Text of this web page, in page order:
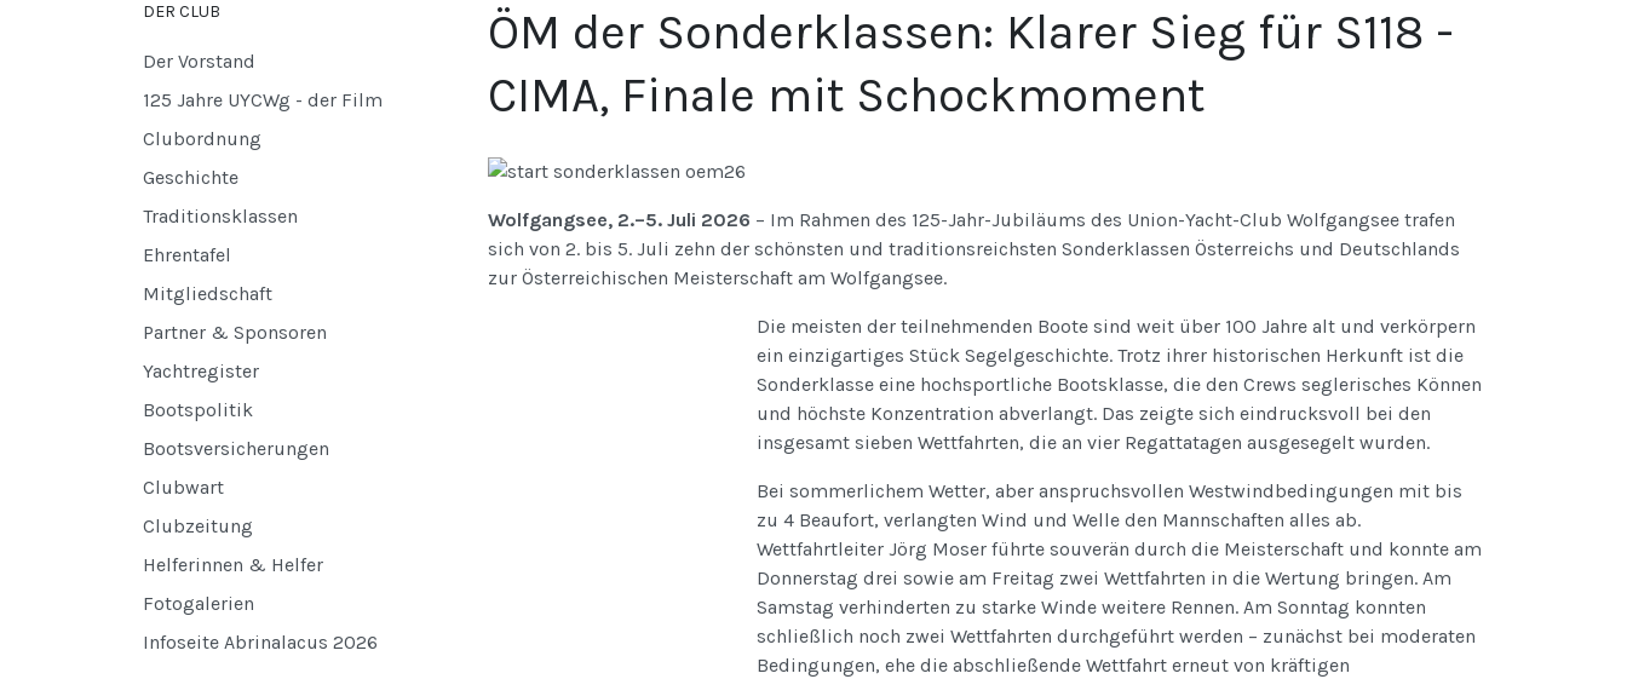
ÖM der Sonderklassen: Klarer Sieg für S118 -
CIMA, Finale mit Schockmoment
Wolfgangsee, 2.–5. Juli 2026 – Im Rahmen des 125-Jahr-Jubiläums des Union-Yacht-Club Wolfgangsee trafen
sich von 2. bis 5. Juli zehn der schönsten und traditionsreichsten Sonderklassen Österreichs und Deutschlands
zur Österreichischen Meisterschaft am Wolfgangsee.
Die meisten der teilnehmenden Boote sind weit über 100 Jahre alt und verkörpern
ein einzigartiges Stück Segelgeschichte. Trotz ihrer historischen Herkunft ist die
Sonderklasse eine hochsportliche Bootsklasse, die den Crews seglerisches Können
und höchste Konzentration abverlangt. Das zeigte sich eindrucksvoll bei den
insgesamt sieben Wettfahrten, die an vier Regattatagen ausgesegelt wurden.
Bei sommerlichem Wetter, aber anspruchsvollen Westwindbedingungen mit bis
zu 4 Beaufort, verlangten Wind und Welle den Mannschaften alles ab.
Wettfahrtleiter Jörg Moser führte souverän durch die Meisterschaft und konnte am
Donnerstag drei sowie am Freitag zwei Wettfahrten in die Wertung bringen. Am
Samstag verhinderten zu starke Winde weitere Rennen. Am Sonntag konnten
schließlich noch zwei Wettfahrten durchgeführt werden – zunächst bei moderaten
Bedingungen, ehe die abschließende Wettfahrt erneut von kräftigen
DER CLUB
Der Vorstand
125 Jahre UYCWg - der Film
Clubordnung
Geschichte
Traditionsklassen
Ehrentafel
Mitgliedschaft
Partner & Sponsoren
Yachtregister
Bootspolitik
Bootsversicherungen
Clubwart
Clubzeitung
Helferinnen & Helfer
Fotogalerien
Infoseite Abrinalacus 2026